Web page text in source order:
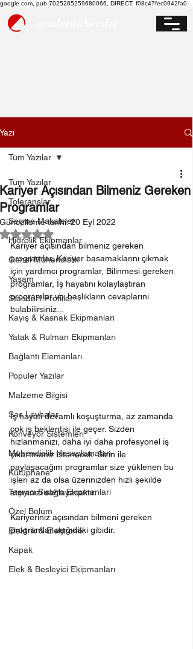
google.com, pub-7025265259680066, DIRECT, f08c47fec0942fa0
Yazı
Tüm Yazılar
Toleranslar
Seçme Makaleler
Hidrolik Ekipmanlar
Genel Mühendislik
Yaşam
Standart Profiller
Kayış & Kasnak Ekipmanları
Yatak & Rulman Ekipmanları
Bağlantı Elemanları
Populer Yazılar
Malzeme Bilgisi
Sac Levhalar
Konveyör Sistemleri
Mühendislik Hesaplamaları
Kütüphane
Taşıyıcı Sistem Ekipmanları
Özel Bölüm
Elektrik & Elektronik
Kapak
Elek & Besleyici Ekipmanları
Tüm Yazılar
Kariyer Açısından Bilmeniz Gereken
Programlar
Güncelleme tarihi:20 Eyl 2022
5 üzerinden NaN yıldız
Kariyer açısından bilmeniz gereken
programlar, Kariyer basamaklarını çıkmak
için yardımcı programlar, Bilinmesi gereken
programlar, İş hayatını kolaylaştıran
programlar vb. başlıkların cevaplarını
bulabilirsiniz...
İş hayatı devamlı koşuşturma, az zamanda
çok iş beklentisi ile geçer. Sizden
hızlanmanızı, daha iyi daha profesyonel iş
çıkartmanız istenecek. Sizin ile
paylaşacağım programlar size yüklenen bu
işleri az da olsa üzerinizden hızlı şekilde
atmanızı sağlayacaktır.
Kariyeriniz açısından bilmeni gereken
programlar aşığıdaki gibidir.